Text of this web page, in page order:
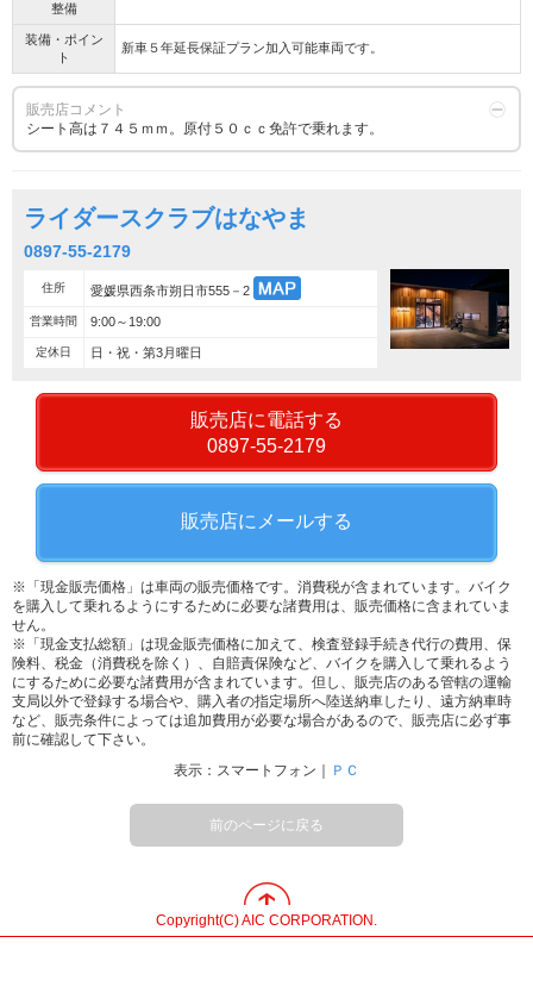
整備
装備・ポイン
ト
新車５年延長保証プラン加入可能車両です。
販売店コメント
シート高は７４５ｍｍ。原付５０ｃｃ免許で乗れます。
ライダースクラブはなやま
0897-55-2179
住所 愛媛県西条市朔日市555－2
営業時間 9:00～19:00
定休日 日・祝・第3月曜日
販売店に電話する
0897-55-2179
販売店にメールする
※「現金販売価格」は車両の販売価格です。消費税が含まれています。バイク
を購入して乗れるようにするために必要な諸費用は、販売価格に含まれていま
せん。
※「現金支払総額」は現金販売価格に加えて、検査登録手続き代行の費用、保
険料、税金（消費税を除く）、自賠責保険など、バイクを購入して乗れるよう
にするために必要な諸費用が含まれています。但し、販売店のある管轄の運輸
支局以外で登録する場合や、購入者の指定場所へ陸送納車したり、遠方納車時
など、販売条件によっては追加費用が必要な場合があるので、販売店に必ず事
前に確認して下さい。
表示：スマートフォン｜
ＰＣ
前のページに戻る
Copyright(C) AIC CORPORATION.